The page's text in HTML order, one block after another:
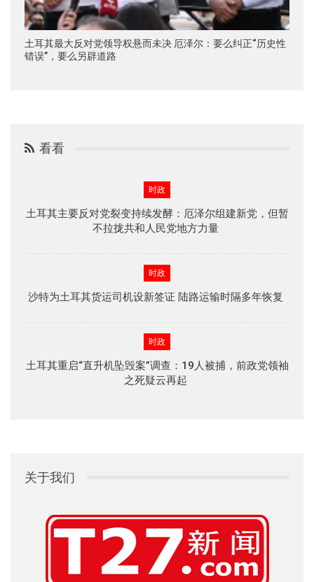
土耳其最大反对党领导权悬而未决 厄泽尔：要么纠正“历史性
错误”，要么另辟道路
看看
时政
土耳其主要反对党裂变持续发酵：厄泽尔组建新党，但暂
不拉拢共和人民党地方力量
时政
沙特为土耳其货运司机设新签证 陆路运输时隔多年恢复
时政
土耳其重启“直升机坠毁案”调查：19人被捕，前政党领袖
之死疑云再起
关于我们